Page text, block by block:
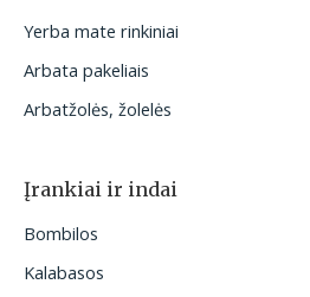
Yerba mate rinkiniai
Arbata pakeliais
Arbatžolės, žolelės
Įrankiai ir indai
Bombilos
Kalabasos